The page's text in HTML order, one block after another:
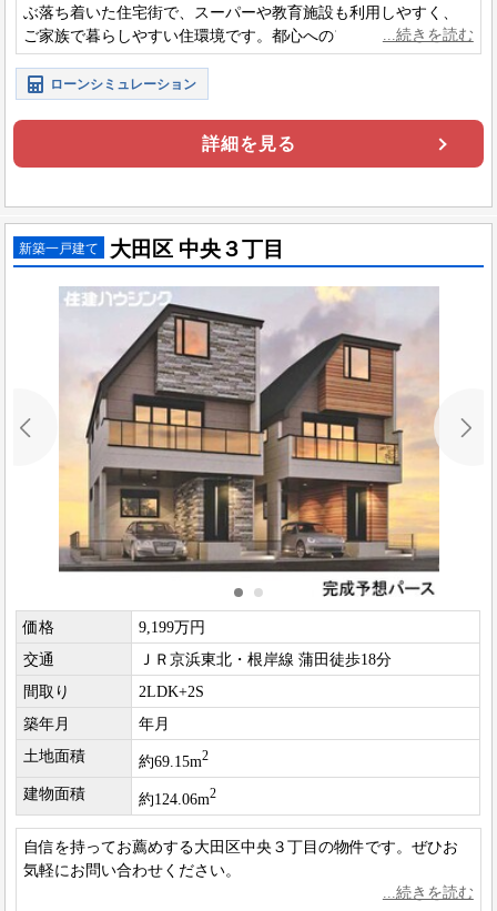
ぶ落ち着いた住宅街で、スーパーや教育施設も利用しやすく、
ご家族で暮らしやすい住環境です。都心へのアクセスと穏やか
な街並みの両方を重視される方に向いた新築戸建です。
ローンシミュレーション
詳細を見る
新築一戸建て 大田区 中央３丁目
価格
9,199万円
交通
ＪＲ京浜東北・根岸線 蒲田徒歩18分
間取り
2LDK+2S
築年月
年月
土地面積
約69.15m2
建物面積 約124.06m2
自信を持ってお薦めする大田区中央３丁目の物件です。ぜひお
気軽にお問い合わせください。